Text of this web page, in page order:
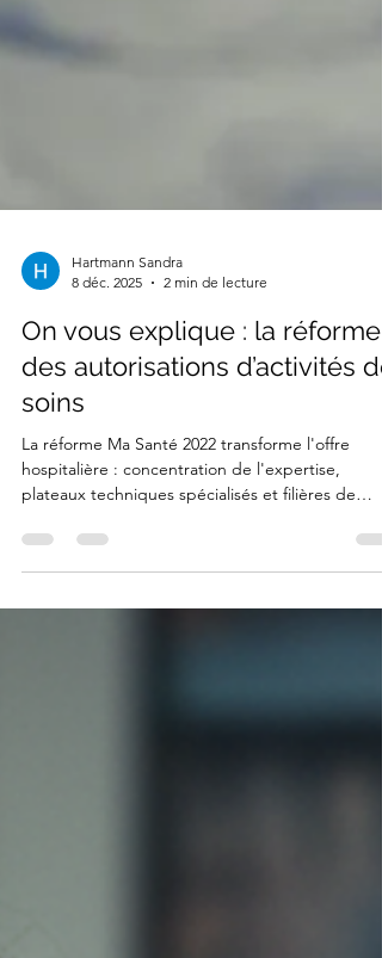
Hartmann Sandra
8 déc. 2025
2 min de lecture
On vous explique : la réforme
des autorisations d’activités de
soins
La réforme Ma Santé 2022 transforme l'offre
plateaux techniques spécialisés et filières de
recours.